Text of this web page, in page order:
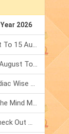
Year 2026
Tarot Weekly Horoscope: 9 August To 15 August, 2026
Numerology Weekly Horoscope: 9 August To 15 August, 2026
Total Solar Eclipse 2026: Know Zodiac Wise Prediction
Mercury Transit In Cancer: When The Mind Meets The Heart!
Mercury Transit In Cancer 2026: Check Out What It Brings For You